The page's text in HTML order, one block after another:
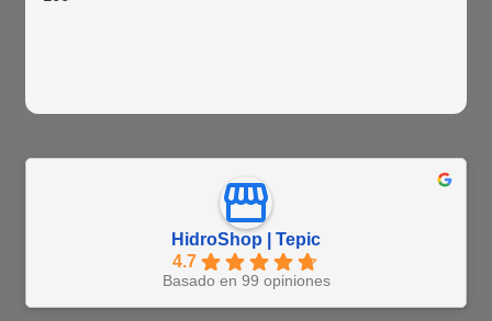
HidroShop | Tepic
4.7
Basado en 99 opiniones